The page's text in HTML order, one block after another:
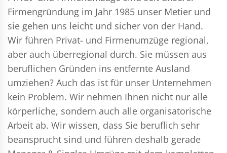
Firmengründung im Jahr 1985 unser Metier und
sie gehen uns leicht und sicher von der Hand.
Wir führen Privat- und Firmenumzüge regional,
aber auch überregional durch. Sie müssen aus
beruflichen Gründen ins entfernte Ausland
umziehen? Auch das ist für unser Unternehmen
kein Problem. Wir nehmen Ihnen nicht nur alle
körperliche, sondern auch alle organisatorische
Arbeit ab. Wir wissen, dass Sie beruflich sehr
beansprucht sind und führen deshalb gerade